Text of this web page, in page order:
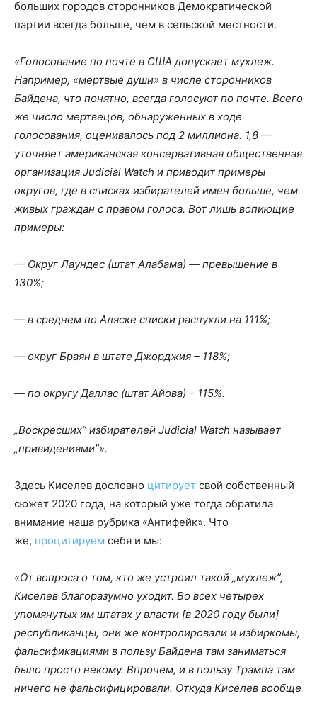
больших городов сторонников Демократической
партии всегда больше, чем в сельской местности.
«Голосование по почте в США допускает мухлеж.
Например, «мертвые души» в числе сторонников
Байдена, что понятно, всегда голосуют по почте. Всего
же число мертвецов, обнаруженных в ходе
голосования, оценивалось под 2 миллиона. 1,8 —
уточняет американская консервативная общественная
организация Judicial Watch и приводит примеры
округов, где в списках избирателей имен больше, чем
живых граждан с правом голоса. Вот лишь вопиющие
примеры:
— Округ Лаундес (штат Алабама) — превышение в
130%;
— в среднем по Аляске списки распухли на 111%;
— округ Браян в штате Джорджия – 118%;
— по округу Даллас (штат Айова) – 115%.
„Воскресших” избирателей Judicial Watch называет
„привидениями”».
Здесь Киселев дословно цитирует свой собственный
сюжет 2020 года, на который уже тогда обратила
внимание наша рубрика «Антифейк». Что
же, процитируем себя и мы:
«От вопроса о том, кто же устроил такой „мухлеж”,
Киселев благоразумно уходит. Во всех четырех
упомянутых им штатах у власти [в 2020 году были]
республиканцы, они же контролировали и избиркомы,
фальсификациями в пользу Байдена там заниматься
было просто некому. Впрочем, и в пользу Трампа там
ничего не фальсифицировали. Откуда Киселев вообще